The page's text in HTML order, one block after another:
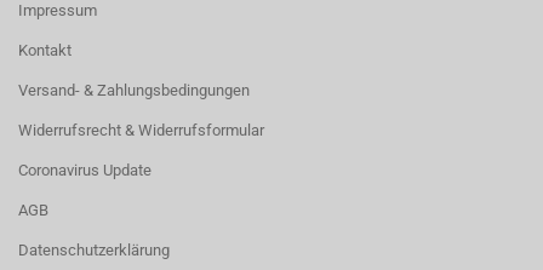
Impressum
Kontakt
Versand- & Zahlungsbedingungen
Widerrufsrecht & Widerrufsformular
Coronavirus Update
AGB
Datenschutzerklärung